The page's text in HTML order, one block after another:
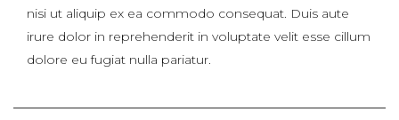
nisi ut aliquip ex ea commodo consequat. Duis aute
irure dolor in reprehenderit in voluptate velit esse cillum
dolore eu fugiat nulla pariatur.